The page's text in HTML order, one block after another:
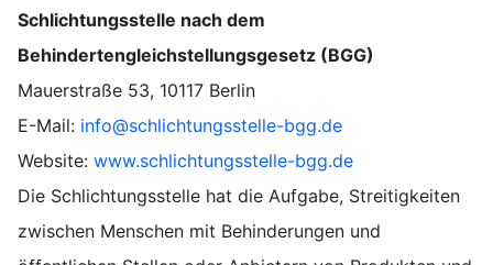
Schlichtungsstelle nach dem
Behindertengleichstellungsgesetz (BGG)
Mauerstraße 53, 10117 Berlin
E-Mail: info@schlichtungsstelle-bgg.de
Website: www.schlichtungsstelle-bgg.de
Die Schlichtungsstelle hat die Aufgabe, Streitigkeiten
zwischen Menschen mit Behinderungen und